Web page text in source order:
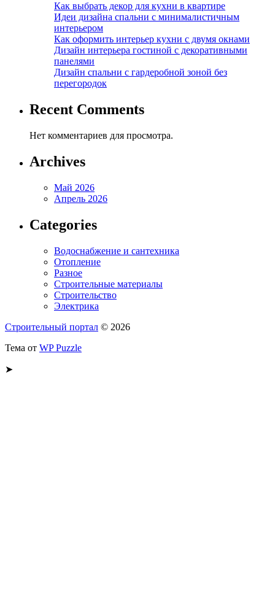
Как выбрать декор для кухни в квартире
Идеи дизайна спальни с минималистичным
интерьером
Как оформить интерьер кухни с двумя окнами
Дизайн интерьера гостиной с декоративными
панелями
Дизайн спальни с гардеробной зоной без
перегородок
Recent Comments
Нет комментариев для просмотра.
Archives
Май 2026
Апрель 2026
Categories
Водоснабжение и сантехника
Отопление
Разное
Строительные материалы
Строительство
Электрика
Строительный портал © 2026
Тема от WP Puzzle
➤